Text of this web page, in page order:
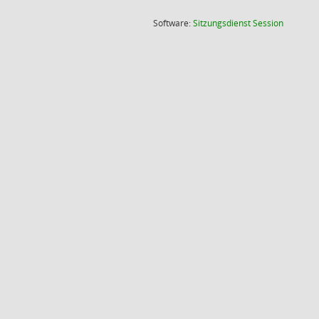
Software:SitzungsdienstSession(Wird in